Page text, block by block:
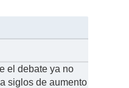
el debate ya no
siglos de aumento